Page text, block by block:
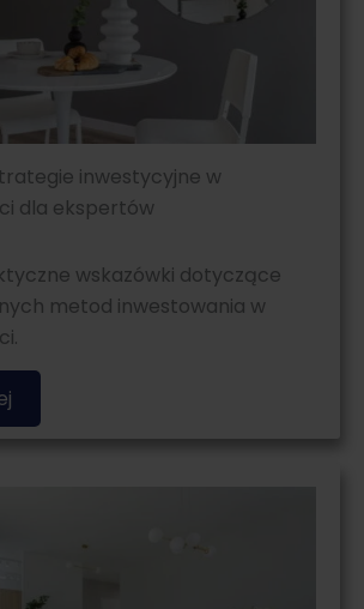
inwestycyjne w
dla ekspertów
wskazówki dotyczące
metod inwestowania w